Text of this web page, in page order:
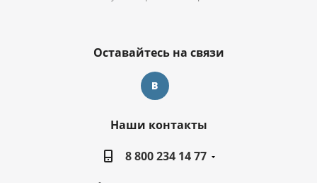
Оставайтесь на связи
Наши контакты
8 800 234 14 77